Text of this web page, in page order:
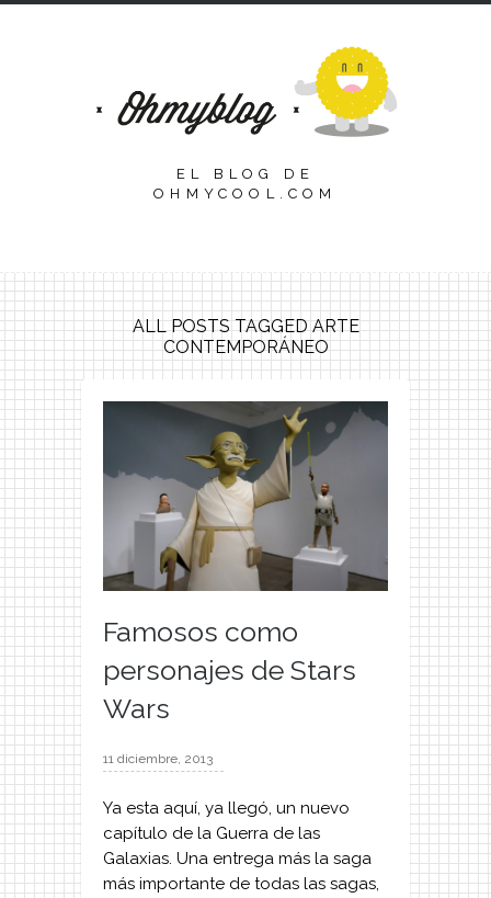
EL BLOG DE
OHMYCOOL.COM
ALL POSTS TAGGED ARTE
CONTEMPORÁNEO
Famosos como
personajes de Stars
Wars
11 diciembre, 2013
Ya esta aquí, ya llegó, un nuevo
capítulo de la Guerra de las
Galaxias. Una entrega más la saga
más importante de todas las sagas,